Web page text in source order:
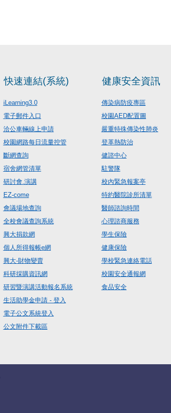
快速連結(系統)
iLearning3.0
電子郵件入口
洽公車輛線上申請
校園網路每日流量控管
斷網查詢
宿舍網管清單
研討會.演講
EZ-come
會議場地查詢
全校會議查詢系統
興大捐款網
個人所得報帳e網
興大-財物變賣
科研採購資訊網
研習暨演講活動報名系統
生活助學金申請 - 登入
電子公文系統登入
公文附件下載區
健康安全資訊
傳染病防疫專區
校園AED配置圖
嚴重特殊傳染性肺炎
登革熱防治
健諮中心
駐警隊
校內緊急報案亭
特約醫院診所清單
醫師諮詢時間
心理諮商服務
學生保險
健康保險
學校緊急連絡電話
校園安全通報網
食品安全